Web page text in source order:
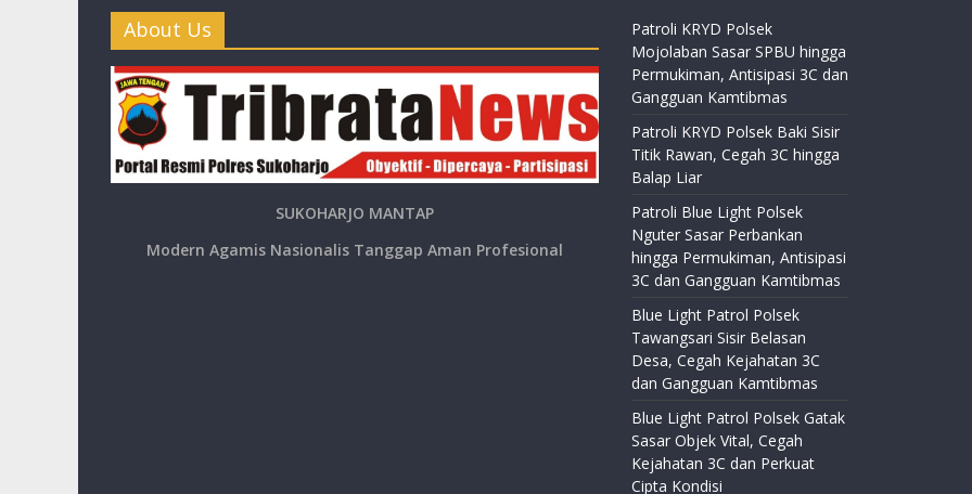
About Us
SUKOHARJO MANTAP
Modern Agamis Nasionalis Tanggap Aman Profesional
Patroli KRYD Polsek
Mojolaban Sasar SPBU hingga
Permukiman, Antisipasi 3C dan
Gangguan Kamtibmas
Patroli KRYD Polsek Baki Sisir
Titik Rawan, Cegah 3C hingga
Balap Liar
Patroli Blue Light Polsek
Nguter Sasar Perbankan
hingga Permukiman, Antisipasi
3C dan Gangguan Kamtibmas
Blue Light Patrol Polsek
Tawangsari Sisir Belasan
Desa, Cegah Kejahatan 3C
dan Gangguan Kamtibmas
Blue Light Patrol Polsek Gatak
Sasar Objek Vital, Cegah
Kejahatan 3C dan Perkuat
Cipta Kondisi